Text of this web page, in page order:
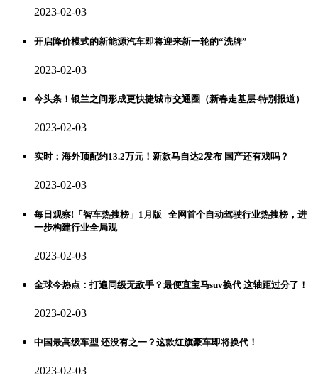
2023-02-03
开启降价模式的新能源汽车即将迎来新一轮的“洗牌”
2023-02-03
今头条！银兰之间形成更快捷城市交通圈（新春走基层·特别报道）
2023-02-03
实时：海外顶配约13.2万元！新款马自达2发布 国产还有戏吗？
2023-02-03
每日观察!「智车热搜榜」1月版 | 全网首个自动驾驶行业热搜榜，进
一步构建行业全局观
2023-02-03
全球今热点：打遍同级无敌手？最便宜宝马suv换代 这轴距过分了！
2023-02-03
中国最高级车型 还没有之一？这款红旗豪车即将换代！
2023-02-03